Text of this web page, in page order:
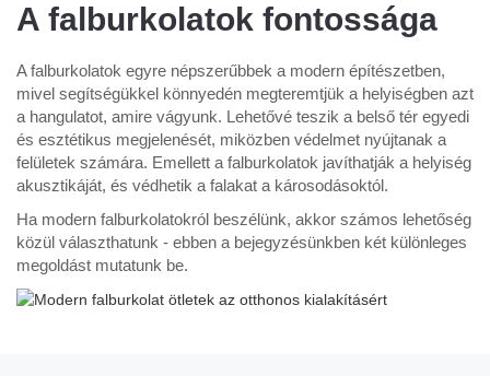
A falburkolatok fontossága
A falburkolatok egyre népszerűbbek a modern építészetben,
mivel segítségükkel könnyedén megteremtjük a helyiségben azt
a hangulatot, amire vágyunk. Lehetővé teszik a belső tér egyedi
és esztétikus megjelenését, miközben védelmet nyújtanak a
felületek számára. Emellett a falburkolatok javíthatják a helyiség
akusztikáját, és védhetik a falakat a károsodásoktól.
Ha modern falburkolatokról beszélünk, akkor számos lehetőség
közül választhatunk - ebben a bejegyzésünkben két különleges
megoldást mutatunk be.